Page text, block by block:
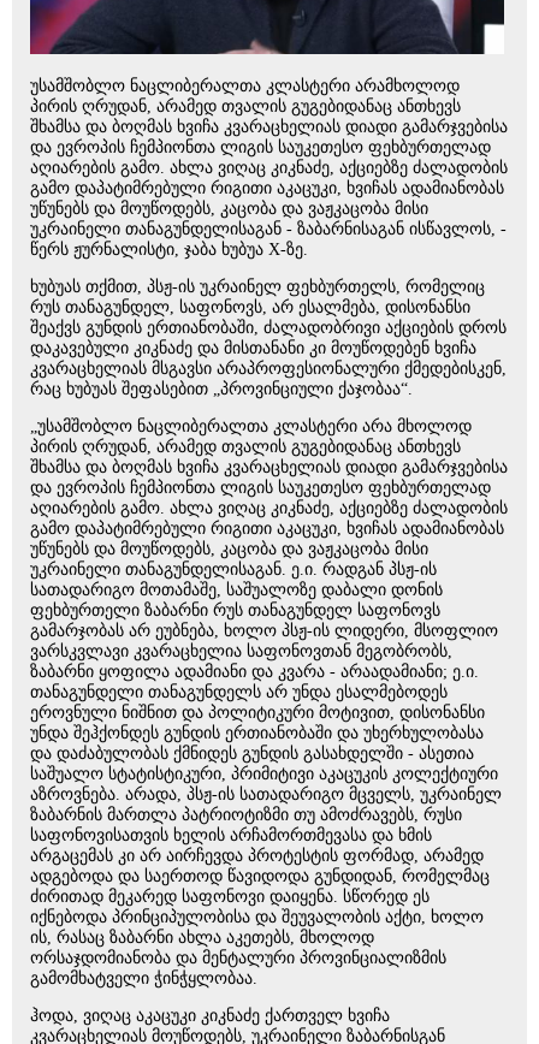
უსამშობლო ნაცლიბერალთა კლასტერი არამხოლოდ
პირის ღრუდან, არამედ თვალის გუგებიდანაც ანთხევს
შხამსა და ბოღმას ხვიჩა კვარაცხელიას დიადი გამარჯვებისა
და ევროპის ჩემპიონთა ლიგის საუკეთესო ფეხბურთელად
აღიარების გამო. ახლა ვიღაც კიკნაძე, აქციებზე ძალადობის
გამო დაპატიმრებული რიგითი აკაცუკი, ხვიჩას ადამიანობას
უწუნებს და მოუწოდებს, კაცობა და ვაჟკაცობა მისი
უკრაინელი თანაგუნდელისაგან - ზაბარნისაგან ისწავლოს, -
წერს ჟურნალისტი, ჯაბა ხუბუა X-ზე.
ხუბუას თქმით, პსჟ-ის უკრაინელ ფეხბურთელს, რომელიც
რუს თანაგუნდელ, საფონოვს, არ ესალმება, დისონანსი
შეაქვს გუნდის ერთიანობაში, ძალადობრივი აქციების დროს
დაკავებული კიკნაძე და მისთანანი კი მოუწოდებენ ხვიჩა
კვარაცხელიას მსგავსი არაპროფესიონალური ქმედებისკენ,
რაც ხუბუას შეფასებით „პროვინციული ქაჯობაა“.
„უსამშობლო ნაცლიბერალთა კლასტერი არა მხოლოდ
პირის ღრუდან, არამედ თვალის გუგებიდანაც ანთხევს
შხამსა და ბოღმას ხვიჩა კვარაცხელიას დიადი გამარჯვებისა
და ევროპის ჩემპიონთა ლიგის საუკეთესო ფეხბურთელად
აღიარების გამო. ახლა ვიღაც კიკნაძე, აქციებზე ძალადობის
გამო დაპატიმრებული რიგითი აკაცუკი, ხვიჩას ადამიანობას
უწუნებს და მოუწოდებს, კაცობა და ვაჟკაცობა მისი
უკრაინელი თანაგუნდელისაგან. ე.ი. რადგან პსჟ-ის
სათადარიგო მოთამაშე, საშუალოზე დაბალი დონის
ფეხბურთელი ზაბარნი რუს თანაგუნდელ საფონოვს
გამარჯობას არ ეუბნება, ხოლო პსჟ-ის ლიდერი, მსოფლიო
ვარსკვლავი კვარაცხელია საფონოვთან მეგობრობს,
ზაბარნი ყოფილა ადამიანი და კვარა - არაადამიანი; ე.ი.
თანაგუნდელი თანაგუნდელს არ უნდა ესალმებოდეს
ეროვნული ნიშნით და პოლიტიკური მოტივით, დისონანსი
უნდა შეჰქონდეს გუნდის ერთიანობაში და უხერხულობასა
და დაძაბულობას ქმნიდეს გუნდის გასახდელში - ასეთია
საშუალო სტატისტიკური, პრიმიტივი აკაცუკის კოლექტიური
აზროვნება. არადა, პსჟ-ის სათადარიგო მცველს, უკრაინელ
ზაბარნის მართლა პატრიოტიზმი თუ ამოძრავებს, რუსი
საფონოვისათვის ხელის არჩამორთმევასა და ხმის
არგაცემას კი არ აირჩევდა პროტესტის ფორმად, არამედ
ადგებოდა და საერთოდ წავიდოდა გუნდიდან, რომელმაც
ძირითად მეკარედ საფონოვი დაიყენა. სწორედ ეს
იქნებოდა პრინციპულობისა და შეუვალობის აქტი, ხოლო
ის, რასაც ზაბარნი ახლა აკეთებს, მხოლოდ
ორსაჯდომიანობა და მენტალური პროვინციალიზმის
გამომხატველი ჭინჭყლობაა.
ჰოდა, ვიღაც აკაცუკი კიკნაძე ქართველ ხვიჩა
კვარაცხელიას მოუწოდებს, უკრაინელი ზაბარნისგან